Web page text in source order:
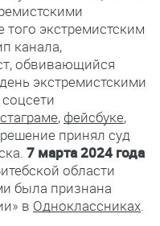
экстремистским
канала,
обвивающийся
экстремистскими
, фейсбуке,
принял суд
7 марта2024 года
области
была признана
в Одноклассниках.